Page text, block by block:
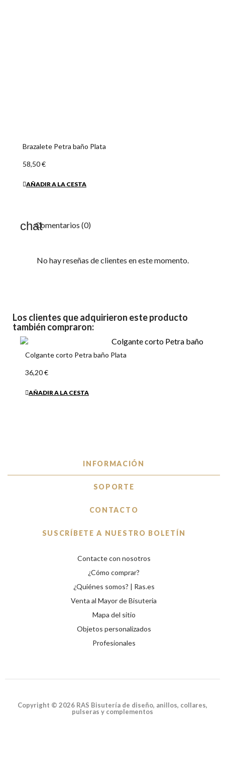
Brazalete Petra baño Plata
58,50 €
AÑADIR A LA CESTA
Comentarios (0)
No hay reseñas de clientes en este momento.
Los clientes que adquirieron este producto
también compraron:
Colgante corto Petra baño Plata
36,20 €
AÑADIR A LA CESTA
INFORMACIÓN
SOPORTE
CONTACTO
SUSCRÍBETE A NUESTRO BOLETÍN
Contacte con nosotros
¿Cómo comprar?
¿Quiénes somos? | Ras.es
Venta al Mayor de Bisuteria
Mapa del sitio
Objetos personalizados
Profesionales
Copyright © 2026 RAS Bisutería de diseño, anillos, collares,
pulseras y complementos